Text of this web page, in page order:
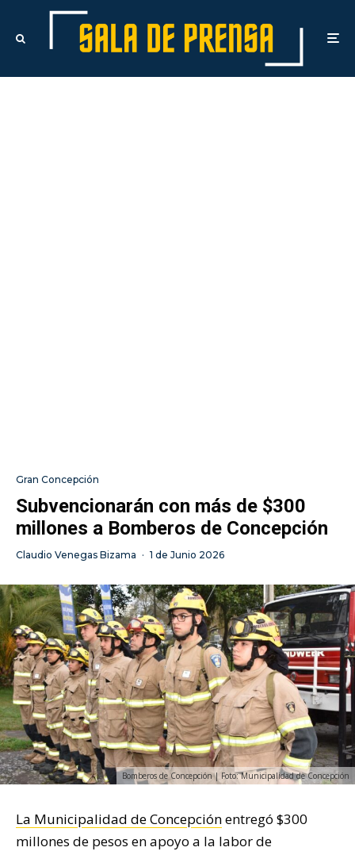
Gran Concepción
Subvencionarán con más de $300
millones a Bomberos de Concepción
Claudio Venegas Bizama · 1 de Junio 2026
Bomberos de Concepción | Foto: Municipalidad de Concepción
La Municipalidad de Concepciónentregó $300
millones de pesos en apoyo a la labor de